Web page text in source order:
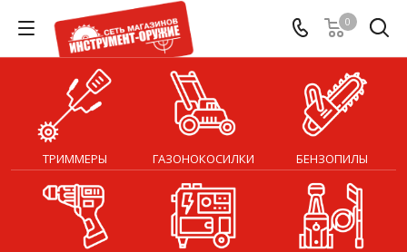
0
ТРИММЕРЫ ГАЗОНОКОСИЛКИ БЕНЗОПИЛЫ